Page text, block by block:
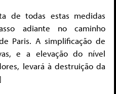
de todas estas medidas
adiante no caminho
Paris. A simplificação de
e a elevação do nível
levará à destruição da